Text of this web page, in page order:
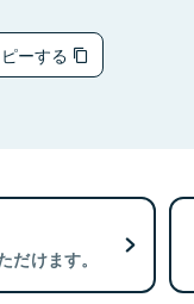
ーする
けます。